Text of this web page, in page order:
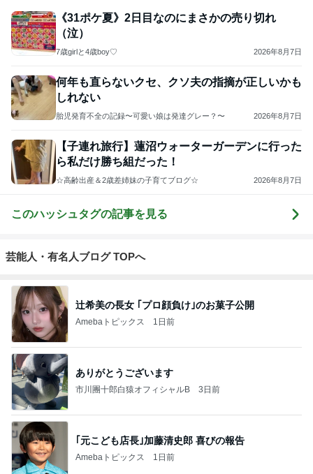
《31ポケ夏》2日目なのにまさかの売り切れ
（泣）
7歳girlと4歳boy♡ 2026年8月7日
何年も直らないクセ、クソ夫の指摘が正しいかも
しれない
胎児発育不全の記録〜可愛い娘は発達グレー？〜 2026年8月7日
【子連れ旅行】蓮沼ウォーターガーデンに行った
ら私だけ勝ち組だった！
☆高齢出産＆2歳差姉妹の子育てブログ☆ 2026年8月7日
このハッシュタグの記事を見る
芸能人・有名人ブログ TOPへ
辻希美の長女 ｢プロ顔負け｣のお菓子公開
Amebaトピックス 1日前
ありがとうございます
市川團十郎白猿オフィシャルB 3日前
｢元こども店長｣加藤清史郎 喜びの報告
Amebaトピックス 1日前